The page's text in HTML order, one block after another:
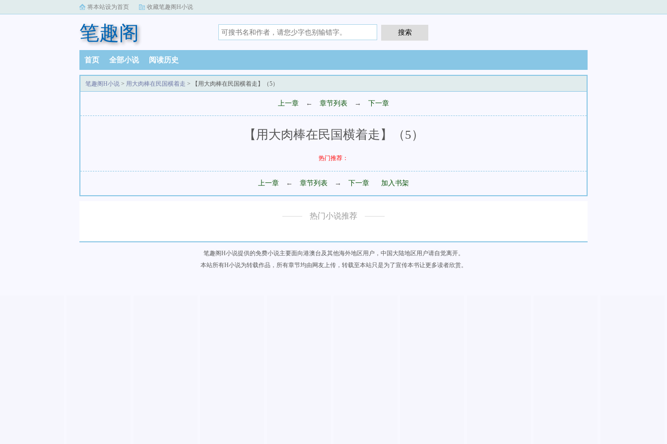
将本站设为首页 收藏笔趣阁H小说
笔趣阁
首页 全部小说 阅读历史
笔趣阁H小说 > 用大肉棒在民国横着走 > 【用大肉棒在民国横着走】（5）
上一章 ← 章节列表 → 下一章
【用大肉棒在民国横着走】（5）
热门推荐：
上一章 ← 章节列表 → 下一章 加入书架
热门小说推荐
笔趣阁H小说提供的免费小说主要面向港澳台及其他海外地区用户，中国大陆地区用户请自觉离开。
本站所有H小说为转载作品，所有章节均由网友上传，转载至本站只是为了宣传本书让更多读者欣赏。